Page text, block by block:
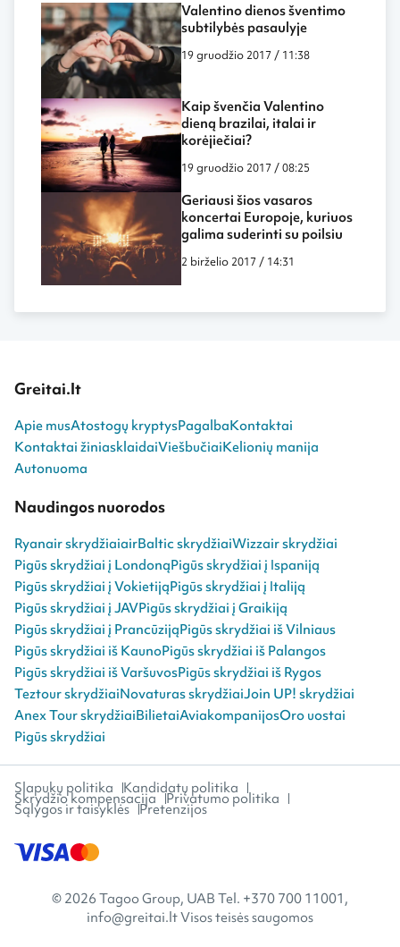
Valentino dienos šventimo
subtilybės pasaulyje
19 gruodžio 2017 / 11:38
Kaip švenčia Valentino
dieną brazilai, italai ir
korėjiečiai?
19 gruodžio 2017 / 08:25
Geriausi šios vasaros
koncertai Europoje, kuriuos
galima suderinti su poilsiu
2 birželio 2017 / 14:31
Greitai.lt
Apie musAtostogų kryptysPagalbaKontaktai
Kontaktai žiniasklaidaiViešbučiaiKelionių manija
Autonuoma
Naudingos nuorodos
Ryanair skrydžiaiairBaltic skrydžiaiWizzair skrydžiai
Pigūs skrydžiai į LondonąPigūs skrydžiai į Ispaniją
Pigūs skrydžiai į VokietijąPigūs skrydžiai į Italiją
Pigūs skrydžiai į JAVPigūs skrydžiai į Graikiją
Pigūs skrydžiai į PrancūzijąPigūs skrydžiai iš Vilniaus
Pigūs skrydžiai iš KaunoPigūs skrydžiai iš Palangos
Pigūs skrydžiai iš VaršuvosPigūs skrydžiai iš Rygos
Teztour skrydžiaiNovaturas skrydžiaiJoin UP! skrydžiai
Anex Tour skrydžiaiBilietaiAviakompanijosOro uostai
Pigūs skrydžiai
Slapukų politika Kandidatų politika
Skrydžio kompensacija Privatumo politika
Sąlygos ir taisyklės Pretenzijos
© 2026 Tagoo Group, UAB Tel. +370 700 11001,
info@greitai.lt Visos teisės saugomos